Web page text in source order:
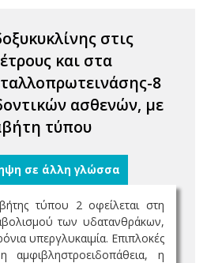
στις
και στα
8
ασθενών, με
τύπου
σε άλλη γλώσσα
τύπου 2 οφείλεται στη
των υδατανθράκων,
υπεργλυκαιμία. Επιπλοκές
αμφιβληστροειδοπάθεια, η